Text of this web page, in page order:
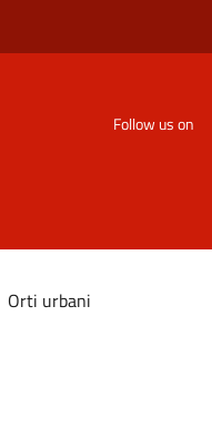
Follow us on
Orti urbani